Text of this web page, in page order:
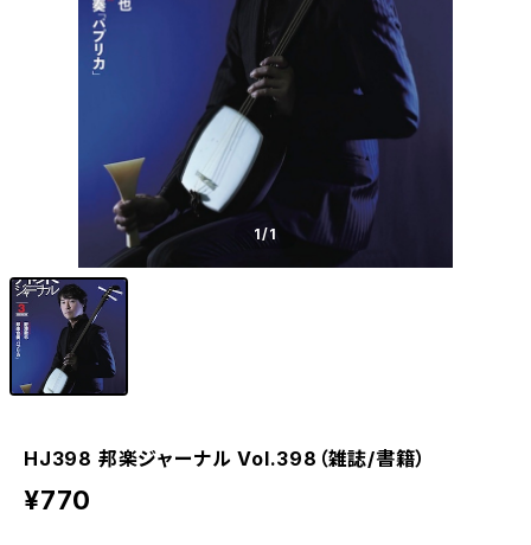
1/1
HJ398 邦楽ジャーナル Vol.398（雑誌/書籍）
¥770